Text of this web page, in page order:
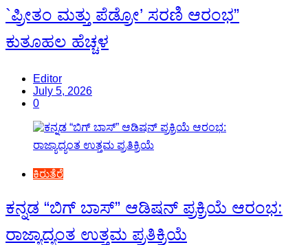
`ಪ್ರೀತಂ ಮತ್ತು ಪೆಡ್ರೋ’ ಸರಣಿ ಆರಂಭ”
ಕುತೂಹಲ ಹೆಚ್ಚಳ
Editor
July 5, 2026
0
ಕಿರುತೆರೆ
ಕನ್ನಡ “ಬಿಗ್ ಬಾಸ್” ಆಡಿಷನ್ ಪ್ರಕ್ರಿಯೆ ಆರಂಭ:
ರಾಜ್ಯಾದ್ಯಂತ ಉತ್ತಮ ಪ್ರತಿಕ್ರಿಯೆ